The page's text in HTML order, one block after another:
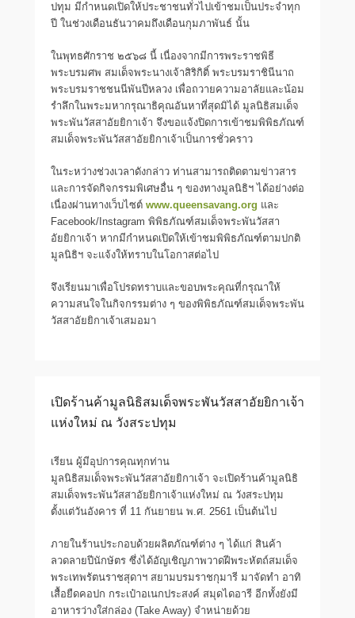
ปทุม มีกำหนดเปิดให้ประชาชนทั่วไปเข้าชมเป็นประจำทุก
ปี ในช่วงเดือนธันวาคมถึงเดือนกุมภาพันธ์ นั้น
ในพุทธศักราช ๒๕๖๘ นี้ เนื่องจากมีการพระราชพิธี
พระบรมศพ สมเด็จพระนางเจ้าสิริกิติ์ พระบรมราชินีนาถ
พระบรมราชชนนีพันปีหลวง เพื่อถวายความอาลัยและน้อม
รำลึกในพระมหากรุณาธิคุณอันหาที่สุดมิได้ มูลนิธิสมเด็จ
พระพันวัสสาอัยยิกาเจ้า จึงขอแจ้งปิดการเข้าชมพิพิธภัณฑ์
สมเด็จพระพันวัสสาอัยยิกาเจ้าเป็นการชั่วคราว
ในระหว่างช่วงเวลาดังกล่าว ท่านสามารถติดตามข่าวสาร
และการจัดกิจกรรมพิเศษอื่น ๆ ของทางมูลนิธิฯ ได้อย่างต่อ
เนื่องผ่านทางเว็บไซต์ www.queensavang.org และ
Facebook/Instagram พิพิธภัณฑ์สมเด็จพระพันวัสสา
อัยยิกาเจ้า หากมีกำหนดเปิดให้เข้าชมพิพิธภัณฑ์ตามปกติ
มูลนิธิฯ จะแจ้งให้ทราบในโอกาสต่อไป
จึงเรียนมาเพื่อโปรดทราบและขอบพระคุณที่กรุณาให้
ความสนใจในกิจกรรมต่าง ๆ ของพิพิธภัณฑ์สมเด็จพระพัน
วัสสาอัยยิกาเจ้าเสมอมา
เปิดร้านค้ามูลนิธิสมเด็จพระพันวัสสาอัยยิกาเจ้า
แห่งใหม่ ณ วังสระปทุม
เรียน ผู้มีอุปการคุณทุกท่าน
มูลนิธิสมเด็จพระพันวัสสาอัยยิกาเจ้า จะเปิดร้านค้ามูลนิธิ
สมเด็จพระพันวัสสาอัยยิกาเจ้าแห่งใหม่ ณ วังสระปทุม
ตั้งแต่วันอังคาร ที่ 11 กันยายน พ.ศ. 2561 เป็นต้นไป
ภายในร้านประกอบด้วยผลิตภัณฑ์ต่าง ๆ ได้แก่ สินค้า
ลวดลายปีนักษัตร ซึ่งได้อัญเชิญภาพวาดฝีพระหัตถ์สมเด็จ
พระเทพรัตนราชสุดาฯ สยามบรมราชกุมารี มาจัดทำ อาทิ
เสื้อยืดคอปก กระเป๋าอเนกประสงค์ สมุดไดอารี อีกทั้งยังมี
อาหารว่างใส่กล่อง (Take Away) จำหน่ายด้วย